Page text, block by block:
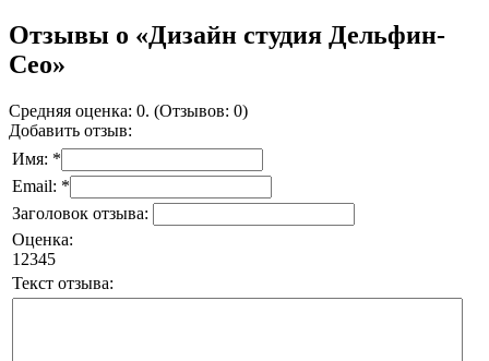
Отзывы о «Дизайн студия Дельфин-
Сео»
Средняя оценка: 0. (Отзывов: 0)
Добавить отзыв:
Имя: *
Email: *
Заголовок отзыва:
Оценка:
1 2345
Текст отзыва: